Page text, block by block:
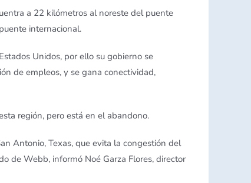
a 22 kilómetros al noreste del puente
internacional.
Unidos, por ello su gobierno se
de empleos, y se gana conectividad,
región, pero está en el abandono.
Antonio, Texas, que evita la congestión del
de Webb, informó Noé Garza Flores, director